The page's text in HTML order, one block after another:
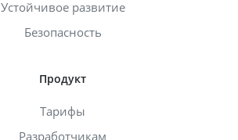
Устойчивое развитие
Безопасность
Продукт
Тарифы
Разработчикам